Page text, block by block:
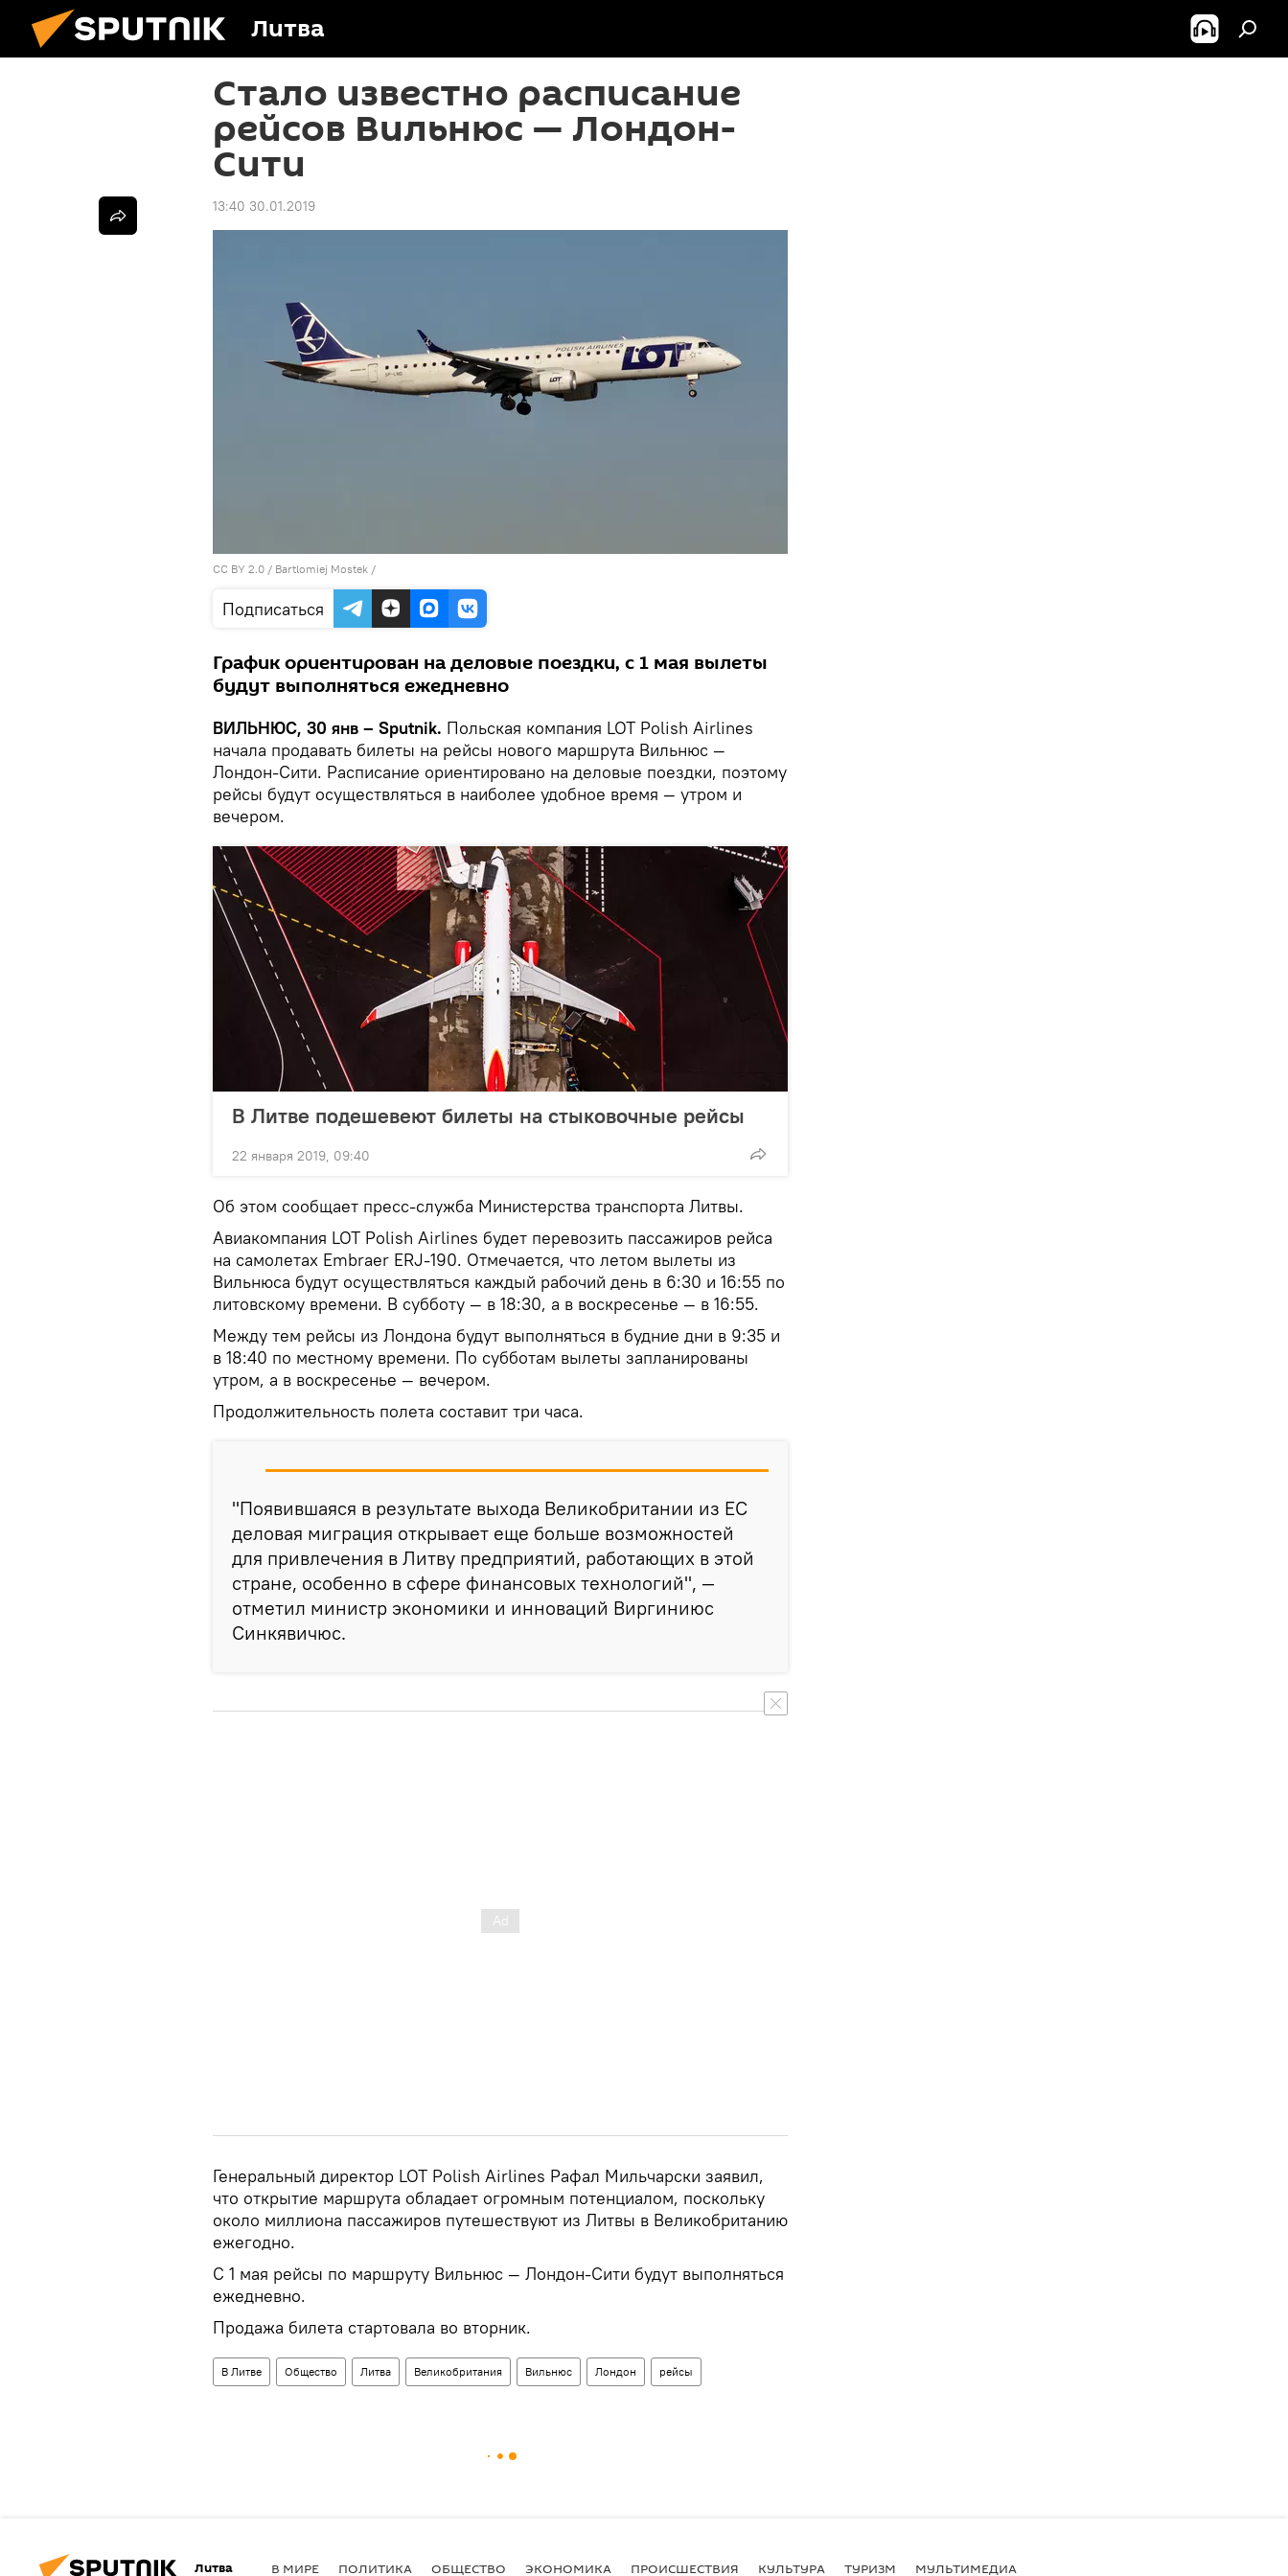
Литва
Стало известно расписание
рейсов Вильнюс — Лондон-
Сити
13:40 30.01.2019
CC BY 2.0 / Bartlomiej Mostek /
Подписаться
График ориентирован на деловые поездки, с 1 мая вылеты
будут выполняться ежедневно
ВИЛЬНЮС, 30 янв – Sputnik. Польская компания LOT Polish Airlines
начала продавать билеты на рейсы нового маршрута Вильнюс —
Лондон-Сити. Расписание ориентировано на деловые поездки, поэтому
рейсы будут осуществляться в наиболее удобное время — утром и
вечером.
В Литве подешевеют билеты на стыковочные рейсы
22 января 2019, 09:40
Об этом сообщает пресс-служба Министерства транспорта Литвы.
Авиакомпания LOT Polish Airlines будет перевозить пассажиров рейса
на самолетах Embraer ERJ-190. Отмечается, что летом вылеты из
Вильнюса будут осуществляться каждый рабочий день в 6:30 и 16:55 по
литовскому времени. В субботу — в 18:30, а в воскресенье — в 16:55.
Между тем рейсы из Лондона будут выполняться в будние дни в 9:35 и
в 18:40 по местному времени. По субботам вылеты запланированы
утром, а в воскресенье — вечером.
Продолжительность полета составит три часа.
"Появившаяся в результате выхода Великобритании из ЕС
деловая миграция открывает еще больше возможностей
для привлечения в Литву предприятий, работающих в этой
стране, особенно в сфере финансовых технологий", —
отметил министр экономики и инноваций Виргиниюс
Синкявичюс.
Генеральный директор LOT Polish Airlines Рафал Мильчарски заявил,
что открытие маршрута обладает огромным потенциалом, поскольку
около миллиона пассажиров путешествуют из Литвы в Великобританию
ежегодно.
С 1 мая рейсы по маршруту Вильнюс — Лондон-Сити будут выполняться
ежедневно.
Продажа билета стартовала во вторник.
В Литве Общество Литва Великобритания Вильнюс Лондон рейсы
Литва В МИРЕ ПОЛИТИКА ОБЩЕСТВО ЭКОНОМИКА ПРОИСШЕСТВИЯ КУЛЬТУРА ТУРИЗМ МУЛЬТИМЕДИА